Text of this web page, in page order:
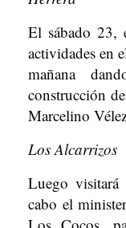
El sábado 23,
actividades en
mañana
construcción
Marcelino
Los Alcarrizos
Luego
cabo el